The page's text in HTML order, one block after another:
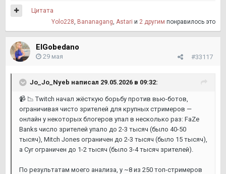
Yolo228, Bananagang, Astari и 2 другим понравилось это
Цитата
ElGobedano
#33117
29 мая
Jo_Jo_Nyeb написал 29.05.2026 в 09:32:
📹 📉 Twitch начал жёсткую борьбу против вью-ботов,
ограничивая чисто зрителей для крупных стримеров —
онлайн у некоторых блогеров упал в несколько раз: FaZe
Banks число зрителей упало до 2-3 тысяч (было 40-50
тысяч), Mitch Jones ограничен до 2-3 тысяч (было 15 тысяч),
а Cyr ограничен до 1-2 тысяч (было 3-4 тысяч зрителей).
По результатам моего анализа, у ~8 из 250 топ-стримеров